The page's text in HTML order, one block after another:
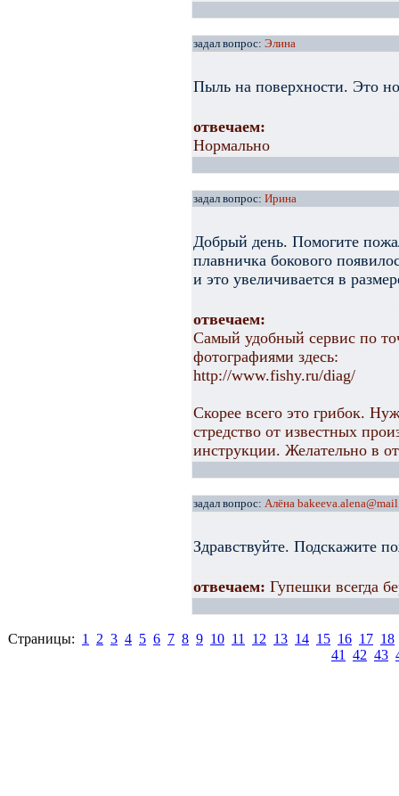
задал вопрос: Элина
Пыль на поверхности. Это
отвечаем:
Нормально
задал вопрос: Ирина
Добрый день. Помогите
плавничка бокового
и это увеличивается в
отвечаем:
Самый удобный сервис по
фотографиями здесь:
http://www.fishy.ru/diag/
Скорее всего это грибок.
стредство от известных
инструкции. Желательно в
задал вопрос: Алёна
Здравствуйте. Подскажите
отвечаем: Гупешки всегда
Страницы: 1 2 3 4 5 6 7 8 9 10 11 12 13 14 15 16 17 18
41
42 43